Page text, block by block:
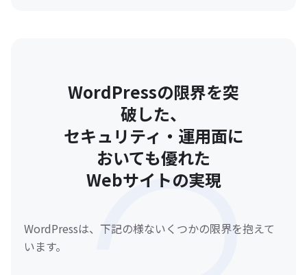
WordPressの限界を突
破した、
セキュリティ・運用面に
おいても優れた
Webサイトの実現
WordPressは、下記の様ないくつかの限界を抱えて
います。